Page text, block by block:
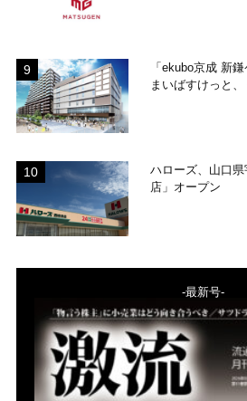
「ekubo京成 新
まいばすけっと、
ハローズ、山口
店」オープン
-最新号-